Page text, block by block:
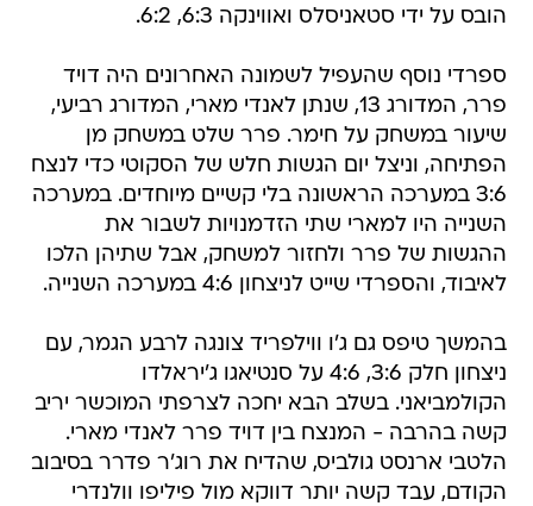
הובס על ידי סטאניסלס ואווינקה 6:3, 6:2.
ספרדי נוסף שהעפיל לשמונה האחרונים היה דויד
פרר, המדורג 13, שנתן לאנדי מארי, המדורג רביעי,
שיעור במשחק על חימר. פרר שלט במשחק מן
הפתיחה, וניצל יום הגשות חלש של הסקוטי כדי לנצח
3:6 במערכה הראשונה בלי קשיים מיוחדים. במערכה
השנייה היו למארי שתי הזדמנויות לשבור את
ההגשות של פרר ולחזור למשחק, אבל שתיהן הלכו
לאיבוד, והספרדי שייט לניצחון 4:6 במערכה השנייה.
בהמשך טיפס גם ג'ו ווילפריד צונגה לרבע הגמר, עם
ניצחון חלק 3:6, 4:6 על סנטיאגו ג'יראלדו
הקולמביאני. בשלב הבא יחכה לצרפתי המוכשר יריב
קשה בהרבה - המנצח בין דויד פרר לאנדי מארי.
הלטבי ארנסט גולביס, שהדיח את רוג'ר פדרר בסיבוב
הקודם, עבד קשה יותר דווקא מול פיליפו וולנדרי